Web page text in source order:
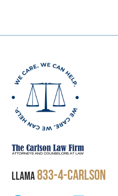
LLAMA833-4-CARLSON